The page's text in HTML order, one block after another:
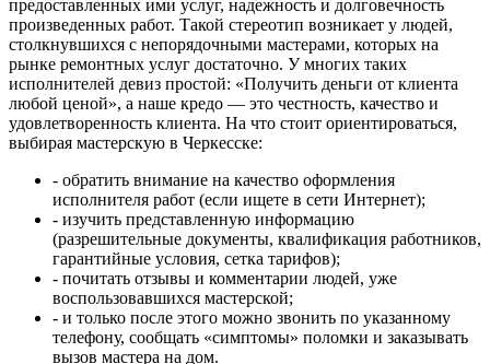
предоставленных ими услуг, надежность и долговечность
произведенных работ. Такой стереотип возникает у людей,
столкнувшихся с непорядочными мастерами, которых на
рынке ремонтных услуг достаточно. У многих таких
исполнителей девиз простой: «Получить деньги от клиента
любой ценой», а наше кредо — это честность, качество и
удовлетворенность клиента. На что стоит ориентироваться,
выбирая мастерскую в Черкесске:
- обратить внимание на качество оформления
исполнителя работ (если ищете в сети Интернет);
- изучить представленную информацию
(разрешительные документы, квалификация работников,
гарантийные условия, сетка тарифов);
- почитать отзывы и комментарии людей, уже
воспользовавшихся мастерской;
- и только после этого можно звонить по указанному
телефону, сообщать «симптомы» поломки и заказывать
вызов мастера на дом.